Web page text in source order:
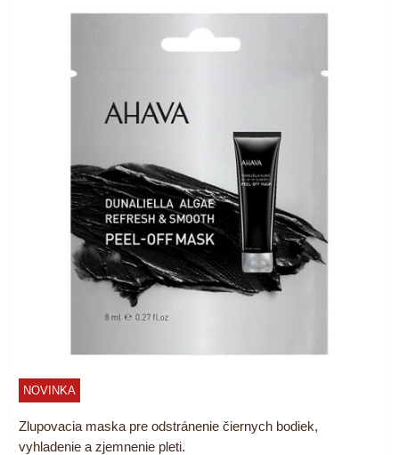
NOVINKA
Zlupovacia maska pre odstránenie čiernych bodiek,
vyhladenie a zjemnenie pleti.